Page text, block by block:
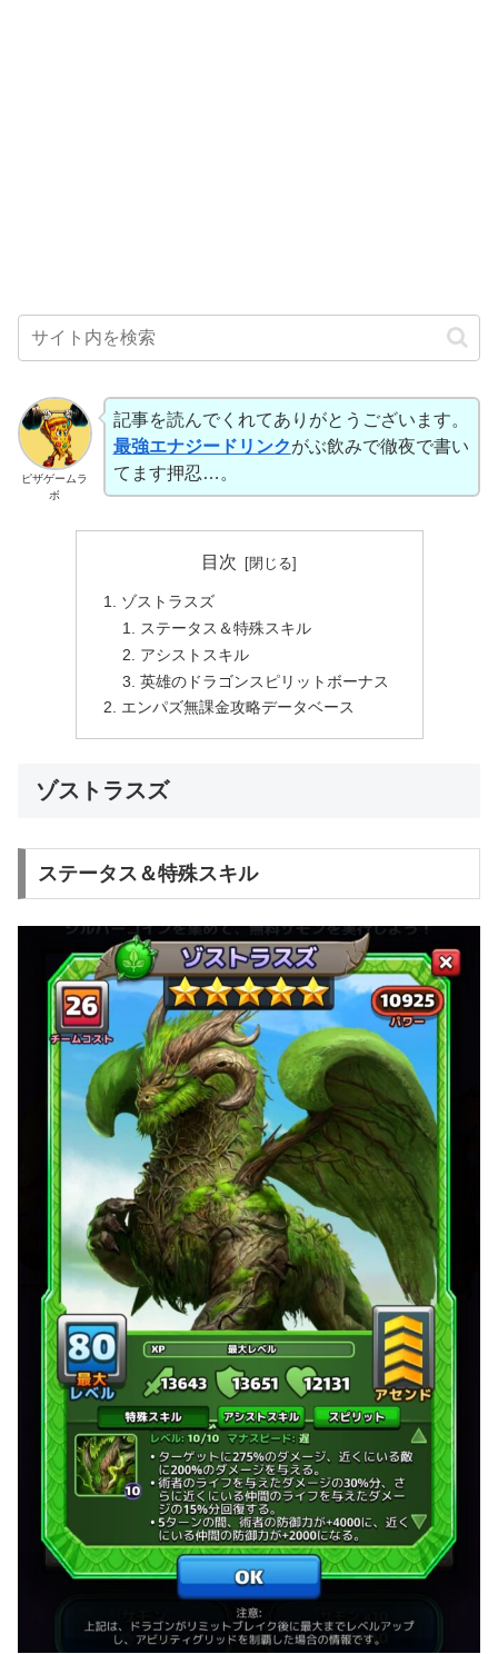
ピザゲームラ
ボ
記事を読んでくれてありがとうございます。
最強エナジードリンクがぶ飲みで徹夜で書い
てます押忍…。
目次
ゾストラスズ
ステータス＆特殊スキル
アシストスキル
英雄のドラゴンスピリットボーナス
エンパズ無課金攻略データベース
ゾストラスズ
ステータス＆特殊スキル